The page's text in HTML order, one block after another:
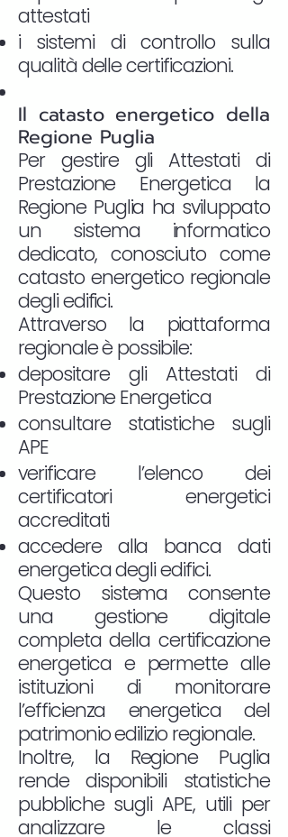
attestati
i sistemi di controllo sulla
qualità delle certificazioni.
Il catasto energetico della
Regione Puglia
Per gestire gli Attestati di
Prestazione Energetica la
Regione Puglia ha sviluppato
un sistema informatico
dedicato, conosciuto come
catasto energetico regionale
degli edifici.
Attraverso la piattaforma
regionale è possibile:
depositare gli Attestati di
Prestazione Energetica
consultare statistiche sugli
APE
verificare l’elenco dei
certificatori energetici
accreditati
accedere alla banca dati
energetica degli edifici.
Questo sistema consente
una gestione digitale
completa della certificazione
energetica e permette alle
istituzioni di monitorare
l’efficienza energetica del
patrimonio edilizio regionale.
Inoltre, la Regione Puglia
rende disponibili statistiche
pubbliche sugli APE, utili per
analizzare le classi